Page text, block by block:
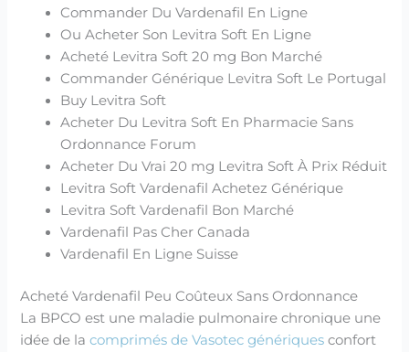
Commander Du Vardenafil En Ligne
Ou Acheter Son Levitra Soft En Ligne
Acheté Levitra Soft 20 mg Bon Marché
Commander Générique Levitra Soft Le Portugal
Buy Levitra Soft
Acheter Du Levitra Soft En Pharmacie Sans
Ordonnance Forum
Acheter Du Vrai 20 mg Levitra Soft À Prix Réduit
Levitra Soft Vardenafil Achetez Générique
Levitra Soft Vardenafil Bon Marché
Vardenafil Pas Cher Canada
Vardenafil En Ligne Suisse
Acheté Vardenafil Peu Coûteux Sans Ordonnance
La BPCO est une maladie pulmonaire chronique une
idée de lacomprimés de Vasotec génériques confort